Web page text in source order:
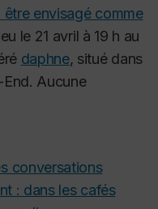
envisagé comme
le 21 avril à 19 h au
daphne, situé dans
Aucune
conversations
: dans les cafés